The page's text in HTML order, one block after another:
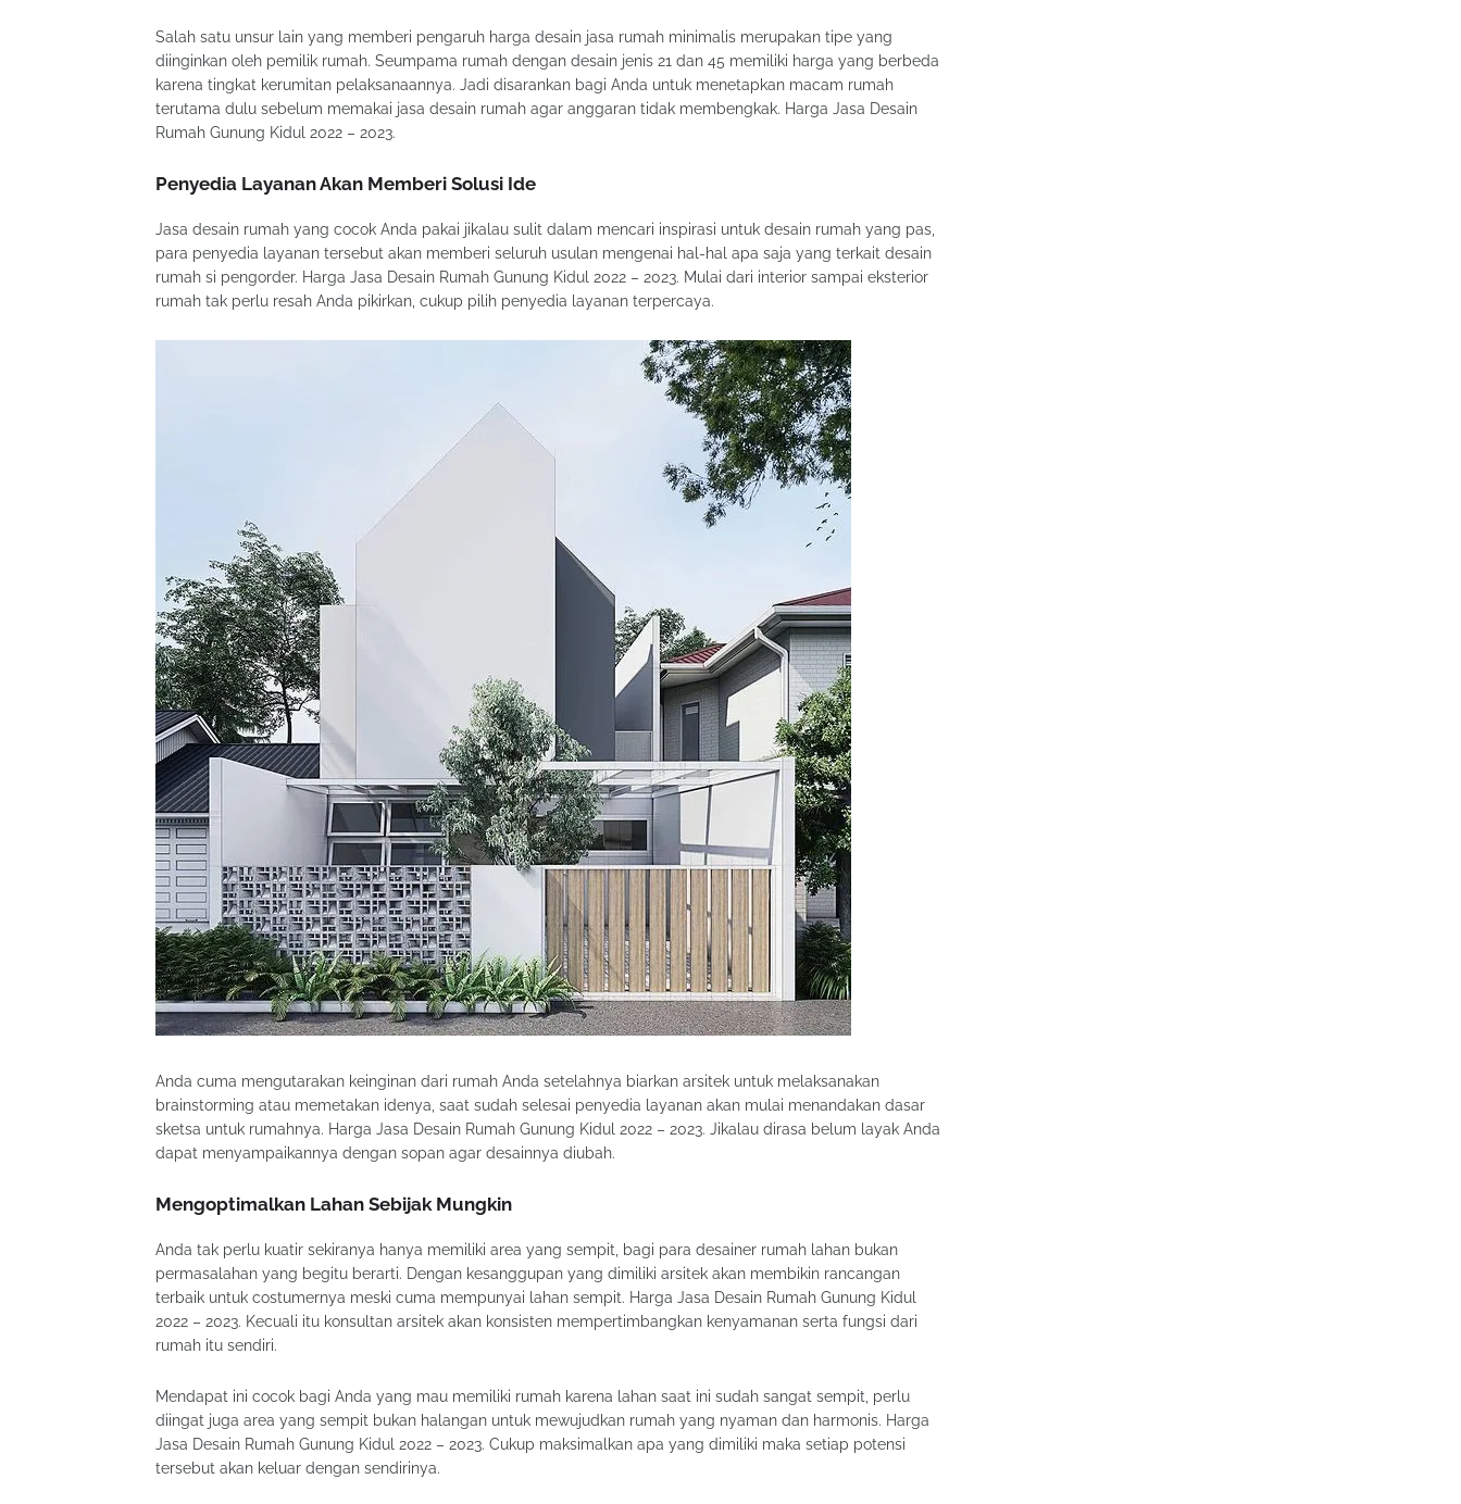
Salah satu unsur lain yang memberi pengaruh harga desain jasa rumah minimalis merupakan tipe yang
diinginkan oleh pemilik rumah. Seumpama rumah dengan desain jenis 21 dan 45 memiliki harga yang berbeda
karena tingkat kerumitan pelaksanaannya. Jadi disarankan bagi Anda untuk menetapkan macam rumah
terutama dulu sebelum memakai jasa desain rumah agar anggaran tidak membengkak. Harga Jasa Desain
Rumah Gunung Kidul 2022 – 2023.
Penyedia Layanan Akan Memberi Solusi Ide
Jasa desain rumah yang cocok Anda pakai jikalau sulit dalam mencari inspirasi untuk desain rumah yang pas,
para penyedia layanan tersebut akan memberi seluruh usulan mengenai hal-hal apa saja yang terkait desain
rumah si pengorder. Harga Jasa Desain Rumah Gunung Kidul 2022 – 2023. Mulai dari interior sampai eksterior
rumah tak perlu resah Anda pikirkan, cukup pilih penyedia layanan terpercaya.
Anda cuma mengutarakan keinginan dari rumah Anda setelahnya biarkan arsitek untuk melaksanakan
brainstorming atau memetakan idenya, saat sudah selesai penyedia layanan akan mulai menandakan dasar
sketsa untuk rumahnya. Harga Jasa Desain Rumah Gunung Kidul 2022 – 2023. Jikalau dirasa belum layak Anda
dapat menyampaikannya dengan sopan agar desainnya diubah.
Mengoptimalkan Lahan Sebijak Mungkin
Anda tak perlu kuatir sekiranya hanya memiliki area yang sempit, bagi para desainer rumah lahan bukan
permasalahan yang begitu berarti. Dengan kesanggupan yang dimiliki arsitek akan membikin rancangan
terbaik untuk costumernya meski cuma mempunyai lahan sempit. Harga Jasa Desain Rumah Gunung Kidul
2022 – 2023. Kecuali itu konsultan arsitek akan konsisten mempertimbangkan kenyamanan serta fungsi dari
rumah itu sendiri.
Mendapat ini cocok bagi Anda yang mau memiliki rumah karena lahan saat ini sudah sangat sempit, perlu
diingat juga area yang sempit bukan halangan untuk mewujudkan rumah yang nyaman dan harmonis. Harga
Jasa Desain Rumah Gunung Kidul 2022 – 2023. Cukup maksimalkan apa yang dimiliki maka setiap potensi
tersebut akan keluar dengan sendirinya.